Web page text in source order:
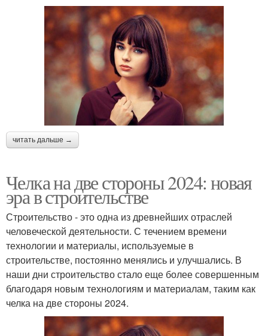
читать дальше →
Челка на две стороны 2024: новая
эра в строительстве
Строительство - это одна из древнейших отраслей
человеческой деятельности. С течением времени
технологии и материалы, используемые в
строительстве, постоянно менялись и улучшались. В
наши дни строительство стало еще более совершенным
благодаря новым технологиям и материалам, таким как
челка на две стороны 2024.